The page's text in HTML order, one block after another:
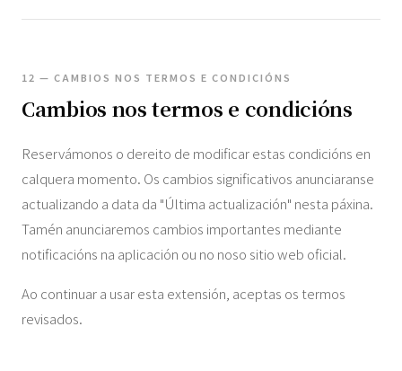
12 — CAMBIOS NOS TERMOS E CONDICIÓNS
Cambios nos termos e condicións
Reservámonos o dereito de modificar estas condicións en
calquera momento. Os cambios significativos anunciaranse
actualizando a data da "Última actualización" nesta páxina.
Tamén anunciaremos cambios importantes mediante
notificacións na aplicación ou no noso sitio web oficial.
Ao continuar a usar esta extensión, aceptas os termos
revisados.